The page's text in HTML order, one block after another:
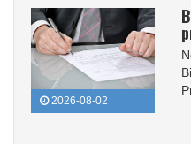
2026-08-02